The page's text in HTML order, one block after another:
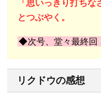
「思いっきり打ちな
とつぶやく。
◆次号、堂々最終回
リクドウの感想